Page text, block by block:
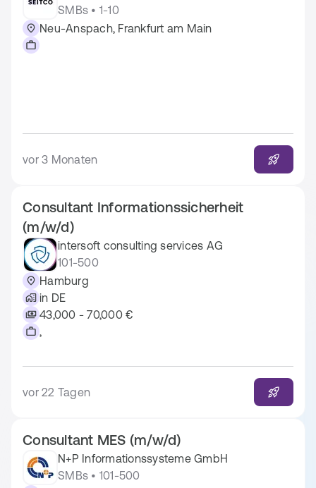
SMBs • 1-10
Neu-Anspach, Frankfurt am Main
vor 3 Monaten
Consultant Informationssicherheit
(m/w/d)
intersoft consulting services AG
101-500
Hamburg
in DE
43,000 - 70,000 €
,
vor 22 Tagen
Consultant MES (m/w/d)
N+P Informationssysteme GmbH
SMBs • 101-500